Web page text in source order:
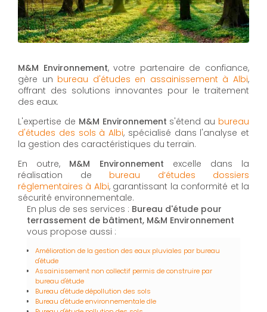
M&M Environnement, votre partenaire de confiance,
gère un bureau d'études en assainissement à Albi,
offrant des solutions innovantes pour le traitement
des eaux.
L'expertise de M&M Environnement s'étend au bureau
d'études des sols à Albi, spécialisé dans l'analyse et
la gestion des caractéristiques du terrain.
En outre, M&M Environnement excelle dans la
réalisation de bureau d’études dossiers
réglementaires à Albi, garantissant la conformité et la
sécurité environnementale.
En plus de ses services : Bureau d'étude pour
terrassement de bâtiment, M&M Environnement
vous propose aussi :
Amélioration de la gestion des eaux pluviales par bureau
d'étude
Assainissement non collectif permis de construire par
bureau d'étude
Bureau d'étude dépollution des sols
Bureau d'étude environnementale dle